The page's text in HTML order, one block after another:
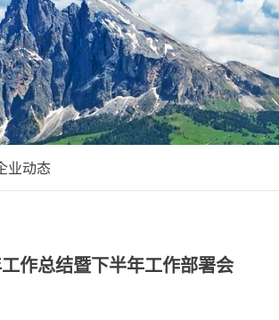
业动态
作总结暨下半年工作部署会